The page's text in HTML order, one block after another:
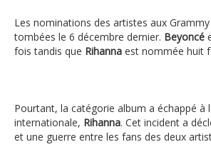
Les nominations des artistes aux
tombées le 6 décembre dernier. Beyoncé
fois tandis que Rihanna est nommée huit
Pourtant, la catégorie album a échappé à
internationale, Rihanna. Cet incident a
et une guerre entre les fans des deux